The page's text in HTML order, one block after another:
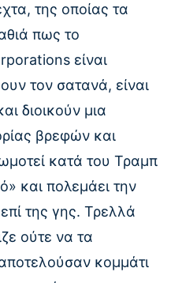
της οποίας τα
πως το
είναι
τον σατανά, είναι
διοικούν μια
βρεφών και
κατά του Τραμπ
και πολεμάει την
της γης. Τρελλά
ούτε να τα
κομμάτι